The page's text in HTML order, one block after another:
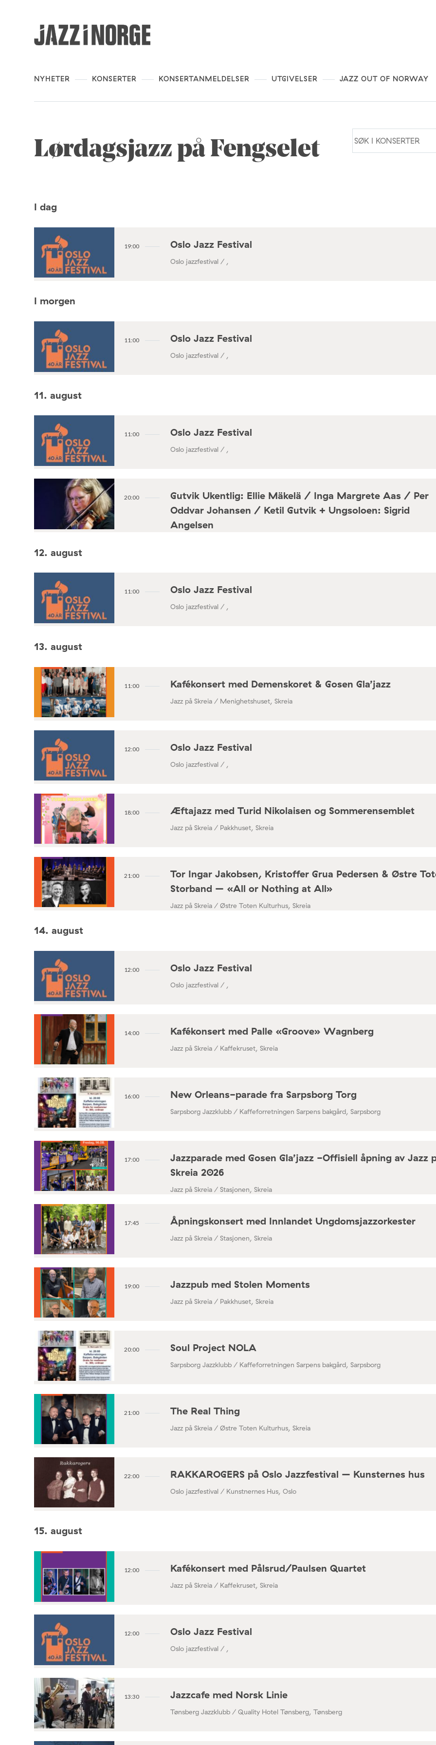
NYHETER KONSERTER KONSERTANMELDELSER UTGIVELSER JAZZ OUT OF NORWAY
Lørdagsjazz på Fengselet
I dag
19:00 Oslo Jazz Festival
Oslo jazzfestival / ,
I morgen
11:00 Oslo Jazz Festival
Oslo jazzfestival / ,
11. august
11:00 Oslo Jazz Festival
Oslo jazzfestival / ,
20:00
Gutvik Ukentlig: Ellie Mäkelä / Inga Margrete Aas / Per
Oddvar Johansen / Ketil Gutvik + Ungsoloen: Sigrid
Angelsen
12. august
11:00 Oslo Jazz Festival
Oslo jazzfestival / ,
13. august
11:00 Kafékonsert med Demenskoret & Gosen Gla’jazz
Jazz på Skreia / Menighetshuset, Skreia
12:00 Oslo Jazz Festival
Oslo jazzfestival / ,
18:00 Æftajazz med Turid Nikolaisen og Sommerensemblet
Jazz på Skreia / Pakkhuset, Skreia
21:00
Tor Ingar Jakobsen, Kristoffer Grua Pedersen & Østre
Storband – «All or Nothing at All»
Jazz på Skreia / Østre Toten Kulturhus, Skreia
14. august
12:00 Oslo Jazz Festival
Oslo jazzfestival / ,
14:00 Kafékonsert med Palle «Groove» Wagnberg
Jazz på Skreia / Kaffekruset, Skreia
16:00 New Orleans-parade fra Sarpsborg Torg
Sarpsborg Jazzklubb / Kaffeforretningen Sarpens bakgård, Sarpsborg
17:00
Jazzparade med Gosen Gla’jazz -Offisiell åpning av Jazz
Skreia 2026
Jazz på Skreia / Stasjonen, Skreia
17:45 Åpningskonsert med Innlandet Ungdomsjazzorkester
Jazz på Skreia / Stasjonen, Skreia
19:00 Jazzpub med Stolen Moments
Jazz på Skreia / Pakkhuset, Skreia
20:00 Soul Project NOLA
Sarpsborg Jazzklubb / Kaffeforretningen Sarpens bakgård, Sarpsborg
21:00 The Real Thing
Jazz på Skreia / Østre Toten Kulturhus, Skreia
22:00 RAKKAROGERS på Oslo Jazzfestival – Kunsternes hus
Oslo jazzfestival / Kunstnernes Hus, Oslo
15. august
12:00 Kafékonsert med Pålsrud/Paulsen Quartet
Jazz på Skreia / Kaffekruset, Skreia
12:00 Oslo Jazz Festival
Oslo jazzfestival / ,
13:30 Jazzcafe med Norsk Linie
Tønsberg Jazzklubb / Quality Hotel Tønsberg, Tønsberg